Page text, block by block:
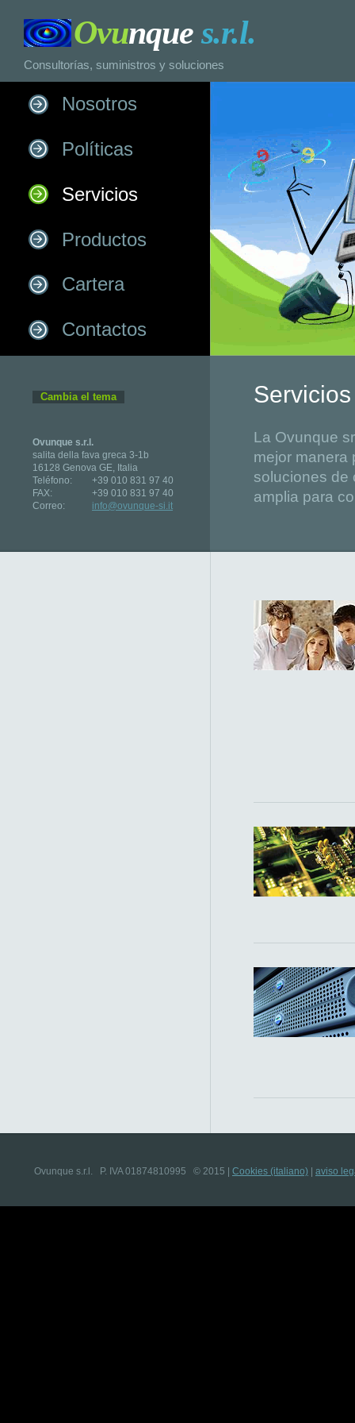
Ovunque s.r.l.
Consultorías, suministros y soluciones
Cambia el tema
Ovunque s.r.l.
salita della fava greca 3-1b
16128 Genova GE, Italia
Teléfono:
+39 010 831 97 40
FAX:
+39 010 831 97 40
Correo:
info@ovunque-si.it
Servicios
La Ovunque
mejor manera
soluciones de
amplia para
Ovunque s.r.l. P. IVA 01874810995 © 2015 Cookies (italiano) aviso